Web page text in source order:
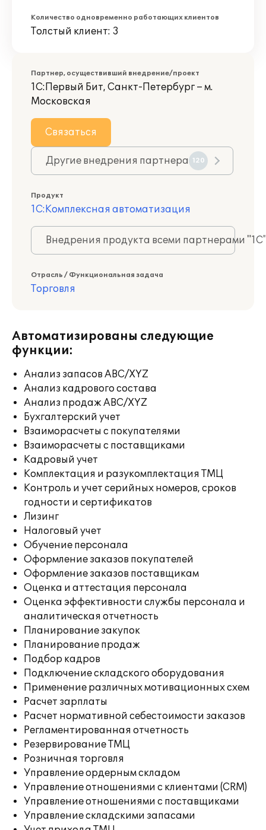
Количество одновременно работающих клиентов
Толстый клиент: 3
Партнер, осуществивший внедрение/проект
1С:Первый Бит, Санкт-Петербург – м.
Московская
Связаться
Другие внедрения партнера 120
Продукт
1С:Комплексная автоматизация
Внедрения продукта всеми партнерами
Отрасль / Функциональная задача
Торговля
Автоматизированы следующие
функции:
Анализ запасов ABC/XYZ
Анализ кадрового состава
Анализ продаж ABC/XYZ
Бухгалтерский учет
Взаиморасчеты с покупателями
Взаиморасчеты с поставщиками
Кадровый учет
Комплектация и разукомплектация ТМЦ
Контроль и учет серийных номеров, сроков
годности и сертификатов
Лизинг
Налоговый учет
Обучение персонала
Оформление заказов покупателей
Оформление заказов поставщикам
Оценка и аттестация персонала
Оценка эффективности службы персонала и
аналитическая отчетность
Планирование закупок
Планирование продаж
Подбор кадров
Подключение складского оборудования
Применение различных мотивационных схем
Расчет зарплаты
Расчет нормативной себестоимости заказов
Регламентированная отчетность
Резервирование ТМЦ
Розничная торговля
Управление ордерным складом
Управление отношениями с клиентами (CRM)
Управление отношениями с поставщиками
Управление складскими запасами